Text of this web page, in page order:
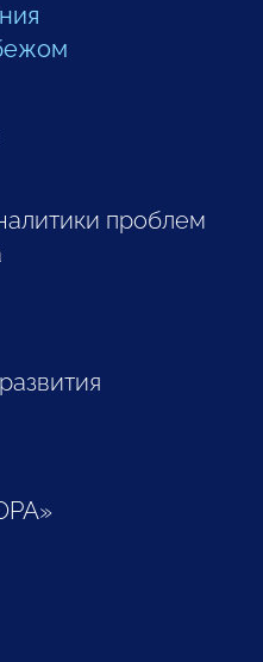
проблем